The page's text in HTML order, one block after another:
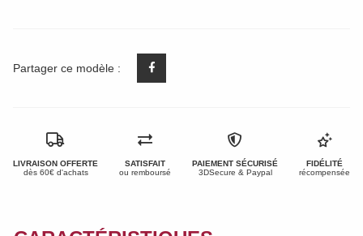
Partager ce modèle :
LIVRAISON OFFERTE
dès 60€ d'achats
SATISFAIT
ou remboursé
PAIEMENT SÉCURISÉ
3DSecure & Paypal
FIDÉLITÉ
récompensée